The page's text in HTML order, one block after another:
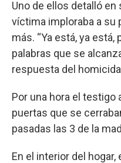
Uno de ellos detalló en
víctima imploraba a su
más. “Ya está, ya está,
palabras que se
respuesta del
Por una hora el
puertas que se
pasadas las 3 de la
En el interior del